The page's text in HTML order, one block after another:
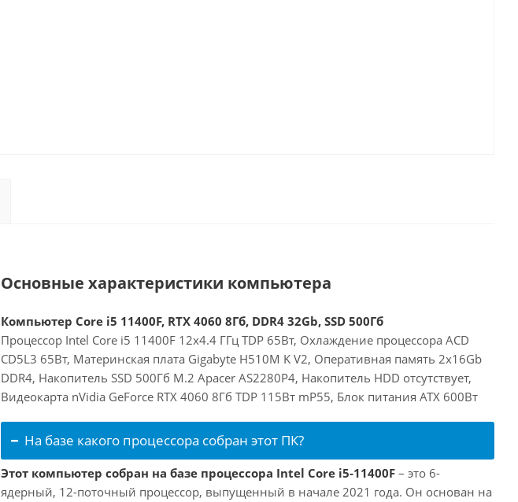
Основные характеристики компьютера
Компьютер Core i5 11400F, RTX 4060 8Гб, DDR4 32Gb, SSD 500Гб
Процессор Intel Core i5 11400F 12x4.4 ГГц TDP 65Вт, Охлаждение процессора ACD
CD5L3 65Вт, Материнская плата Gigabyte H510M K V2, Оперативная память 2x16Gb
DDR4, Накопитель SSD 500Гб M.2 Apacer AS2280P4, Накопитель HDD отсутствует,
Видеокарта nVidia GeForce RTX 4060 8Гб TDP 115Вт mP55, Блок питания ATX 600Вт
На базе какого процессора собран этот ПК?
Этот компьютер собран на базе процессора Intel Core i5-11400F – это 6-
ядерный, 12-поточный процессор, выпущенный в начале 2021 года. Он основан на